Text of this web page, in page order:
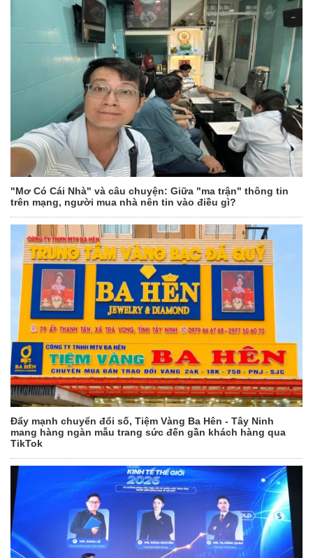
"Mơ Có Cái Nhà" và câu chuyện: Giữa "ma trận" thông tin
trên mạng, người mua nhà nên tin vào điều gì?
Đẩy mạnh chuyển đổi số, Tiệm Vàng Ba Hên - Tây Ninh
mang hàng ngàn mẫu trang sức đến gần khách hàng qua
TikTok